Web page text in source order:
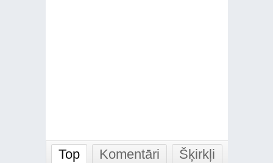
Top Komentāri Šķirkļi